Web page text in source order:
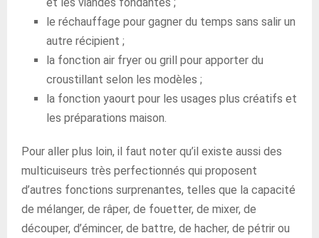
le réchauffage pour gagner du temps sans salir un
autre récipient ;
la fonction air fryer ou grill pour apporter du
croustillant selon les modèles ;
la fonction yaourt pour les usages plus créatifs et
les préparations maison.
Pour aller plus loin, il faut noter qu’il existe aussi des
multicuiseurs très perfectionnés qui proposent
d’autres fonctions surprenantes, telles que la capacité
de mélanger, de râper, de fouetter, de mixer, de
découper, d’émincer, de battre, de hacher, de pétrir ou